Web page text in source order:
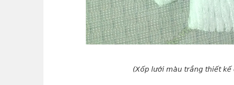
(Xốp lưới màu trắng thiết